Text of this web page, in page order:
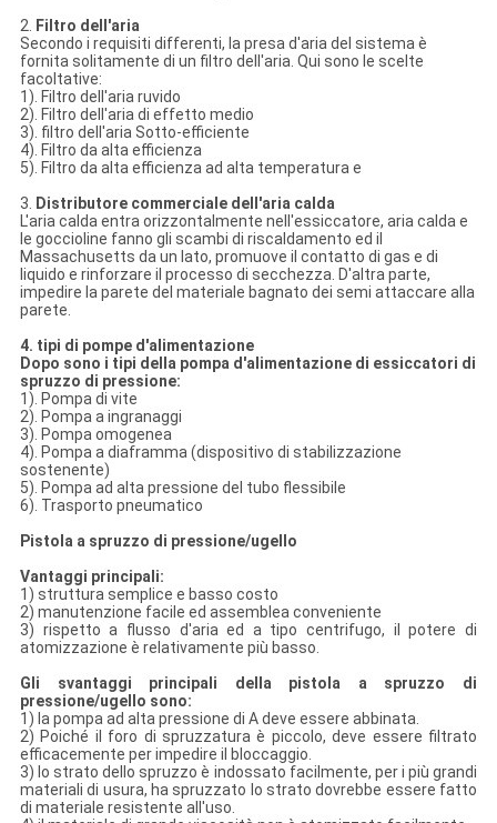
2.
Filtro dell'aria
Secondo i requisiti differenti, la presa d'aria del sistema è
fornita solitamente di un filtro dell'aria. Qui sono le scelte
facoltative:
1). Filtro dell'aria ruvido
2). Filtro dell'aria di effetto medio
3). filtro dell'aria Sotto-efficiente
4). Filtro da alta efficienza
5). Filtro da alta efficienza ad alta temperatura e
3.
Distributore commerciale dell'aria calda
L'aria calda entra orizzontalmente nell'essiccatore, aria calda e
le goccioline fanno gli scambi di riscaldamento ed il
Massachusetts da un lato, promuove il contatto di gas e di
liquido e rinforzare il processo di secchezza. D'altra parte,
impedire la parete del materiale bagnato dei semi attaccare alla
parete.
4. tipi di pompe d'alimentazione
Dopo sono i tipi della pompa d'alimentazione di essiccatori di
spruzzo di pressione:
1). Pompa di vite
2). Pompa a ingranaggi
3). Pompa omogenea
4). Pompa a diaframma (dispositivo di stabilizzazione
sostenente)
5). Pompa ad alta pressione del tubo flessibile
6). Trasporto pneumatico
Pistola a spruzzo di pressione/ugello
Vantaggi principali:
1) struttura semplice e basso costo
2) manutenzione facile ed assemblea conveniente
3) rispetto a flusso d'aria ed a tipo centrifugo, il potere di
atomizzazione è relativamente più basso.
Gli svantaggi principali della pistola a spruzzo di
pressione/ugello sono:
1) la pompa ad alta pressione di A deve essere abbinata.
2) Poiché il foro di spruzzatura è piccolo, deve essere filtrato
efficacemente per impedire il bloccaggio.
3) lo strato dello spruzzo è indossato facilmente, per i più grandi
materiali di usura, ha spruzzato lo strato dovrebbe essere fatto
di materiale resistente all'uso.